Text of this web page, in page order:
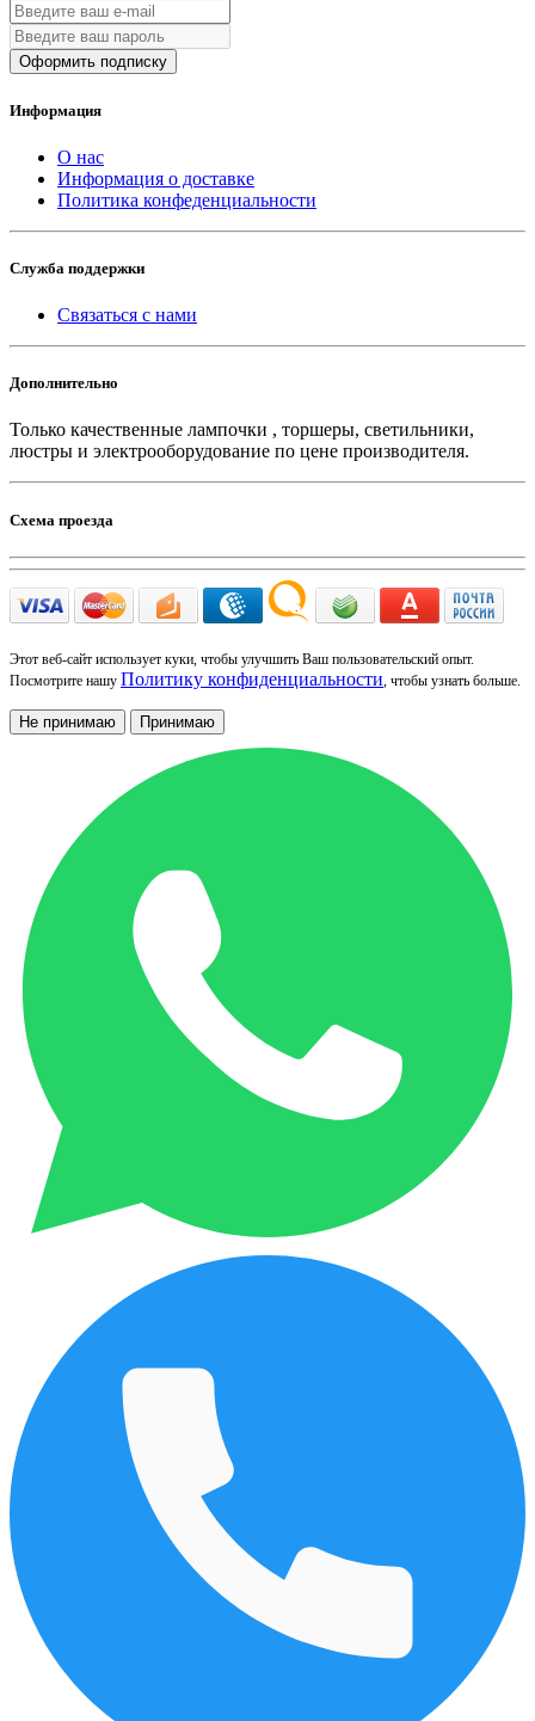
Оформить подписку
Информация
О нас
Информация о доставке
Политика конфеденциальности
Служба поддержки
Связаться с нами
Дополнительно
Только качественные лампочки , торшеры, светильники,
люстры и электрооборудование по цене производителя.
Схема проезда
Этот веб-сайт использует куки, чтобы улучшить Ваш пользовательский опыт.
Посмотрите нашу Политику конфиденциальности, чтобы узнать больше.
Не принимаю Принимаю